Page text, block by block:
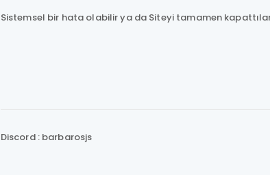
Sistemsel bir hata olabilir ya da Siteyi tamamen
Discord : barbarosjs